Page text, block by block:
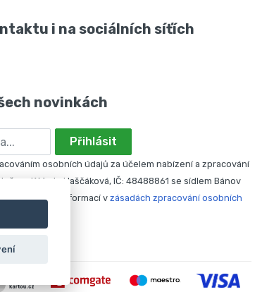
i na sociálních síťích
novinkách
Přihlásit
osobních údajů za účelem nabízení a zpracování
Marie Haščáková, IČ: 48488861 se sídlem Bánov
odvolat. Více informací v zásadách zpracování osobních